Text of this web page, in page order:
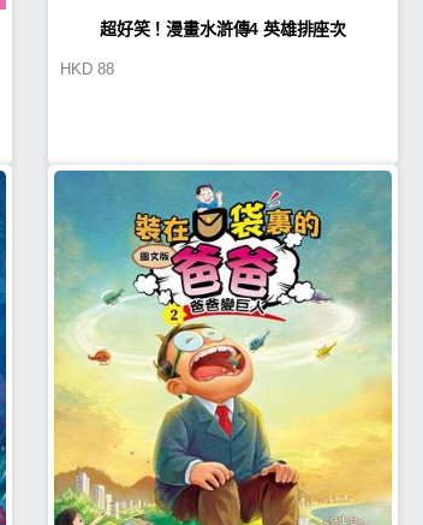
超好笑！漫畫水滸傳4 英雄排座次
HKD 88